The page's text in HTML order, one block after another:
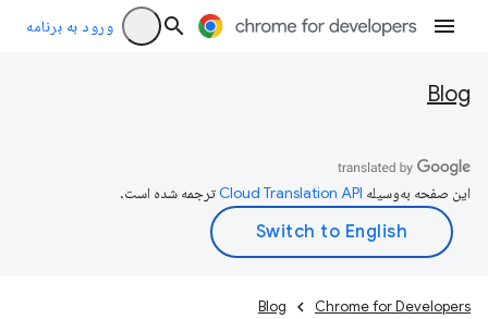
ورود به برنامه
Blog
این صفحه به‌وسیله ترجمه شده است.
Chrome for Developers
Blog